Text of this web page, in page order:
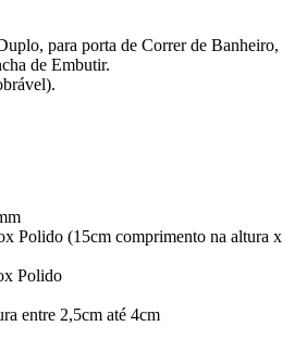
para porta de Correr de Banheiro,
de Embutir.
Polido (15cm comprimento na altura x
Polido
entre 2,5cm até 4cm